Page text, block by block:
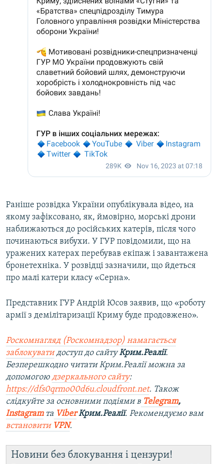
Раніше розвідка України опублікувала відео, на
якому зафіксовано, як, ймовірно, морські дрони
наближаються до російських катерів, після чого
починаються вибухи. У ГУР повідомили, що на
уражених катерах перебував екіпаж і завантажена
бронетехніка. У розвідці зазначили, що йдеться
про малі катери класу «Серна».
Представник ГУР Андрій Юсов заявив, що «роботу
армії з демілітаризації Криму буде продовжено».
Роскомнагляд (Роскомнадзор) намагається
заблокуватидоступ до сайтуКрим.Реалії.
Безперешкодно читати Крим.Реалії можна за
допомогою дзеркального сайту:
https://dfs0qrmo00d6u.cloudfront.net. Також
слідкуйте за основними подіями в Telegram,
Instagramта ViberКрим.Реалії. Рекомендуємо вам
встановити VPN.
Новини без блокування і цензури!